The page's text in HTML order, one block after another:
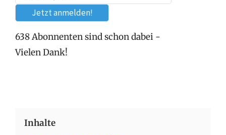
638 Abonnenten sind schon dabei -
Vielen Dank!
Inhalte